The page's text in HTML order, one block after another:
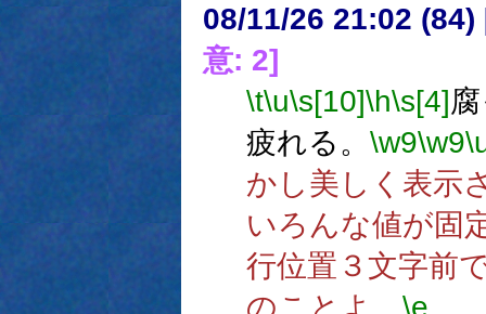
08/11/26 21:02 (84)
意: 2]
\t\u\s[10]\h\s[4]
疲れる。 \w9\w9
かし美しく表示
いろんな値が固
行位置３文字前
のことよ。 \e